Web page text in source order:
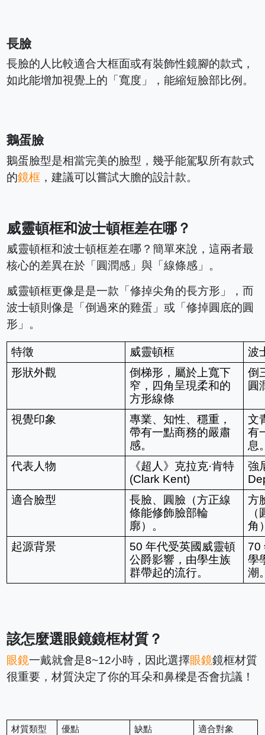
長臉
長臉的人比較適合大框面或有裝飾性鏡腳的款式，
如此能增加視覺上的「寬度」，能縮短臉部比例。
鵝蛋臉
鵝蛋臉型是相當完美的臉型，幾乎能駕馭所有款式
的鏡框 ，建議可以嘗試大膽的設計款。
威靈頓框和波士頓框差在哪 ？
威靈頓框和波士頓框差在哪？簡單來說，這兩者最
核心的差異在於「圓潤感」與「線條感」。
威靈頓框更像是是一款「修掉尖角的長方形」，而
波士頓則像是「倒過來的雞蛋」或「修掉圓底的圓
形」。
特徵 威靈頓框
波
形狀外觀
倒梯形，屬於上寬下
窄，四角呈現柔和的
方形線條
倒
圓
視覺印象
專業、知性、穩重，
帶有一點商務的嚴肅
感。
文
有
息
代表人物
《超人》克拉克·肯特
(Clark Kent)
強
適合臉型
長臉、圓臉（方正線
條能修飾臉部輪
廓）。
方
角
起源背景
50 年代受英國威靈頓
公爵影響，由學生族
群帶起的流行。
70
學
潮
該怎麼選眼鏡鏡框材質？
眼鏡一戴就會是8~12小時，因此選擇眼鏡鏡框材質
很重要，材質決定了你的耳朵和鼻樑是否會抗議！
材質類型 優點 缺點 適合對象